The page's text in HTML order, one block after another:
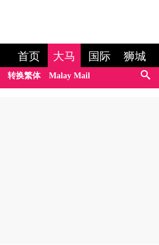
首页 大马 国际 狮城
转换繁体 Malay Mail